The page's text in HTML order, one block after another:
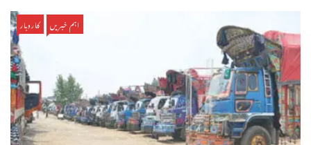
اہم خبریں کاروبار